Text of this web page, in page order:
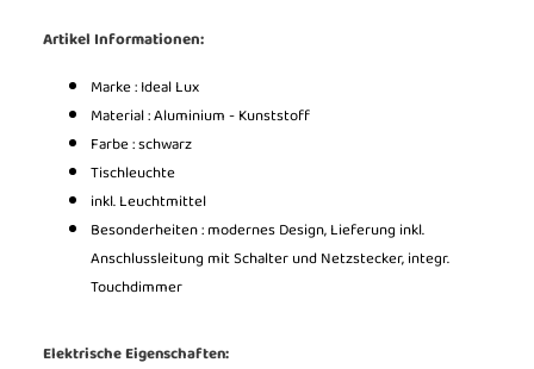
Artikel Informationen:
Marke : Ideal Lux
Material : Aluminium - Kunststoff
Farbe : schwarz
Tischleuchte
inkl. Leuchtmittel
Besonderheiten : modernes Design, Lieferung inkl.
Anschlussleitung mit Schalter und Netzstecker, integr.
Touchdimmer
Elektrische Eigenschaften: